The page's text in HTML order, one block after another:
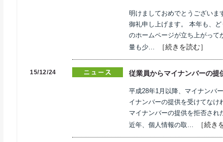
明けましておめでとうござい
御礼申し上げます。 本年も、
のホームページが立ち上がって
量も少…
［続きを読む］
15/12/24 従業員からマイナンバーの提
平成28年1月以降、マイナンバ
イナンバーの提供を受けてな
マイナンバーの提供を拒否さ
近年、個人情報の取…
［続き